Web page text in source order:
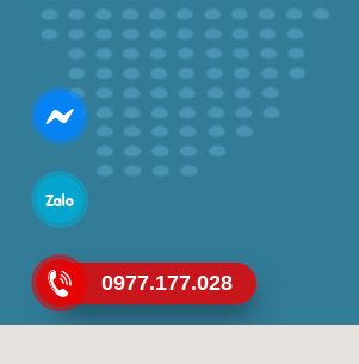
0977.177.028